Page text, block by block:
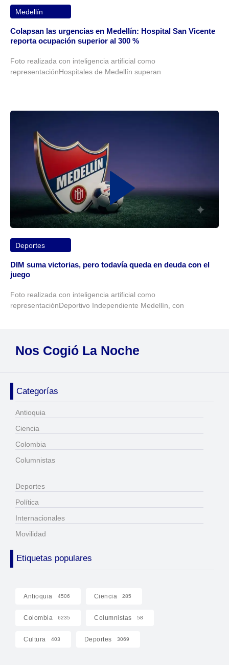
Medellín
Colapsan las urgencias en Medellín: Hospital San Vicente
reporta ocupación superior al 300 %
Foto realizada con inteligencia artificial como
representaciónHospitales de Medellín superan
Deportes
DIM suma victorias, pero todavía queda en deuda con el
juego
Foto realizada con inteligencia artificial como
representaciónDeportivo Independiente Medellín, con
Nos Cogió La Noche
Categorías
Antioquia
Ciencia
Colombia
Columnistas
Deportes
Política
Internacionales
Movilidad
Etiquetas populares
Antioquia 4506 Ciencia 285
Colombia 6235 Columnistas 58
Cultura 403 Deportes 3069